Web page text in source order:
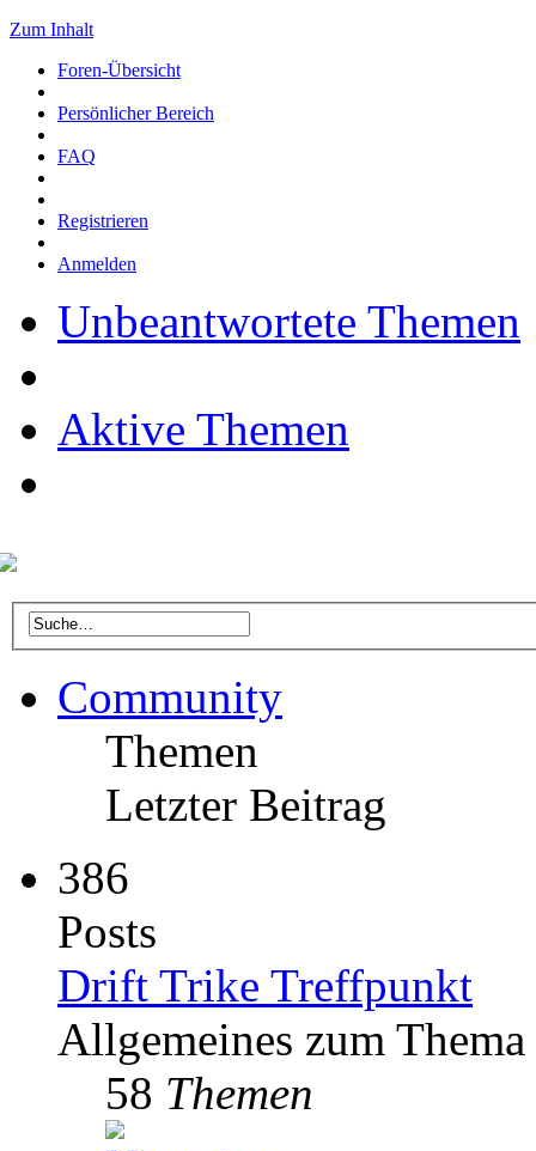
Zum Inhalt
Foren-Übersicht
Persönlicher Bereich
FAQ
Registrieren
Anmelden
Unbeantwortete Themen
Aktive Themen
Community
Themen
Letzter Beitrag
386
Posts
Drift Trike Treffpunkt
Allgemeines zum
58 Themen